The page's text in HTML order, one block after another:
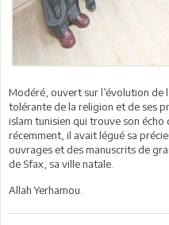
Modéré, ouvert sur l’évolution de
tolérante de la religion et de ses
islam tunisien qui trouve son
récemment, il avait légué sa
ouvrages et des manuscrits de
de Sfax, sa ville natale.
Allah Yerhamou.